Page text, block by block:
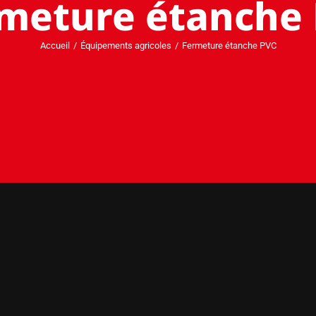
étanche
Accueil Équipements agricoles Fermeture étanche PVC